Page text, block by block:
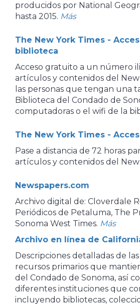
producidos por National
hasta 2015. Más
The New York Times -
biblioteca
Acceso gratuito a un número
artículos y contenidos del New
las personas que tengan una
Biblioteca del Condado de
computadoras o el wifi de la
The New York Times -
Pase a distancia de 72 horas
artículos y contenidos del New
Newspapers.com
Archivo digital de: Cloverdale
Periódicos de Petaluma, The
Sonoma West Times. Más
Archivo en línea de
Descripciones detalladas de
recursos primarios que
del Condado de Sonoma, así
diferentes instituciones que
incluyendo bibliotecas,